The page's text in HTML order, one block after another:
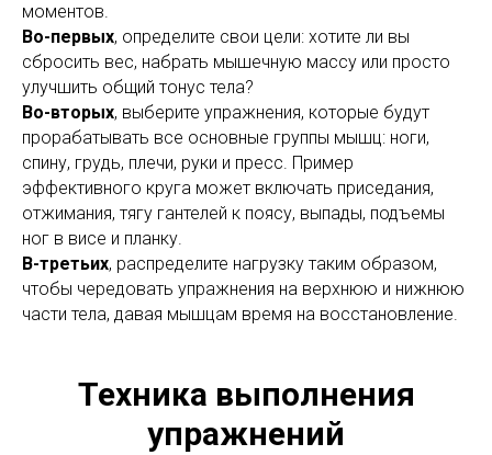
моментов.
Во-первых, определите свои цели: хотите ли вы
сбросить вес, набрать мышечную массу или просто
улучшить общий тонус тела?
Во-вторых, выберите упражнения, которые будут
прорабатывать все основные группы мышц: ноги,
спину, грудь, плечи, руки и пресс. Пример
эффективного круга может включать приседания,
отжимания, тягу гантелей к поясу, выпады, подъемы
ног в висе и планку.
В-третьих, распределите нагрузку таким образом,
чтобы чередовать упражнения на верхнюю и нижнюю
части тела, давая мышцам время на восстановление.
Техника выполнения
упражнений